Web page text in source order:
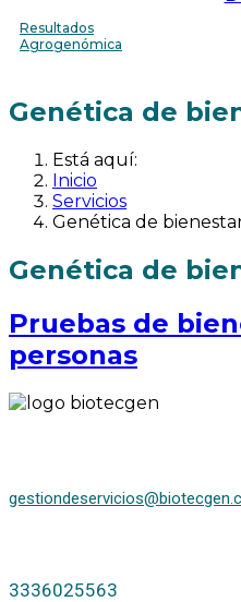
Resultados
Agrogenómica
Genética de
Está aquí:
Inicio
Servicios
Genética de
Genética de
Pruebas de
personas
3336025563